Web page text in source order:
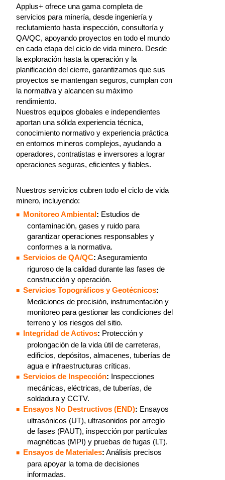
Applus+ ofrece una gama completa de
servicios para minería, desde ingeniería y
reclutamiento hasta inspección, consultoría y
QA/QC, apoyando proyectos en todo el mundo
en cada etapa del ciclo de vida minero. Desde
la exploración hasta la operación y la
planificación del cierre, garantizamos que sus
proyectos se mantengan seguros, cumplan con
la normativa y alcancen su máximo
rendimiento.
Nuestros equipos globales e independientes
aportan una sólida experiencia técnica,
conocimiento normativo y experiencia práctica
en entornos mineros complejos, ayudando a
operadores, contratistas e inversores a lograr
operaciones seguras, eficientes y fiables.
Nuestros servicios cubren todo el ciclo de vida
minero, incluyendo:
Monitoreo Ambiental: Estudios de
contaminación, gases y ruido para
garantizar operaciones responsables y
conformes a la normativa.
Servicios de QA/QC: Aseguramiento
riguroso de la calidad durante las fases de
construcción y operación.
Servicios Topográficos y Geotécnicos:
Mediciones de precisión, instrumentación y
monitoreo para gestionar las condiciones del
terreno y los riesgos del sitio.
Integridad de Activos: Protección y
prolongación de la vida útil de carreteras,
edificios, depósitos, almacenes, tuberías de
agua e infraestructuras críticas.
Servicios de Inspección: Inspecciones
mecánicas, eléctricas, de tuberías, de
soldadura y CCTV.
Ensayos No Destructivos (END): Ensayos
ultrasónicos (UT), ultrasonidos por arreglo
de fases (PAUT), inspección por partículas
magnéticas (MPI) y pruebas de fugas (LT).
Ensayos de Materiales: Análisis precisos
para apoyar la toma de decisiones
informadas.